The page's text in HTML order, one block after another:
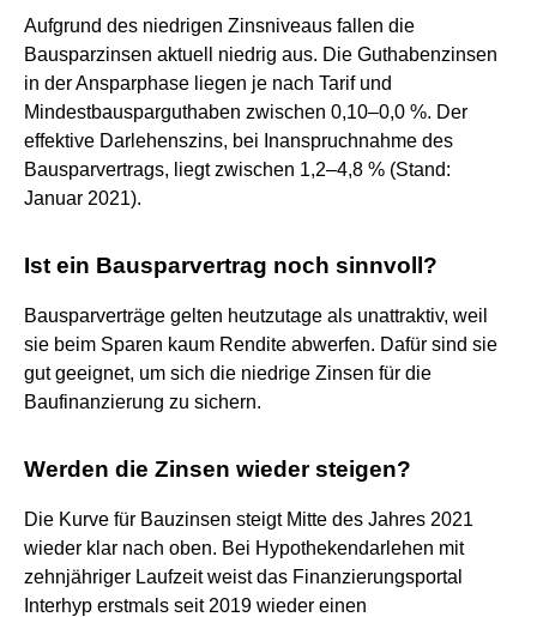
Aufgrund des niedrigen Zinsniveaus fallen die
Bausparzinsen aktuell niedrig aus. Die Guthabenzinsen
in der Ansparphase liegen je nach Tarif und
Mindestbausparguthaben zwischen 0,10–0,0 %. Der
effektive Darlehenszins, bei Inanspruchnahme des
Bausparvertrags, liegt zwischen 1,2–4,8 % (Stand:
Januar 2021).
Ist ein Bausparvertrag noch sinnvoll?
Bausparverträge gelten heutzutage als unattraktiv, weil
sie beim Sparen kaum Rendite abwerfen. Dafür sind sie
gut geeignet, um sich die niedrige Zinsen für die
Baufinanzierung zu sichern.
Werden die Zinsen wieder steigen?
Die Kurve für Bauzinsen steigt Mitte des Jahres 2021
wieder klar nach oben. Bei Hypothekendarlehen mit
zehnjähriger Laufzeit weist das Finanzierungsportal
Interhyp erstmals seit 2019 wieder einen